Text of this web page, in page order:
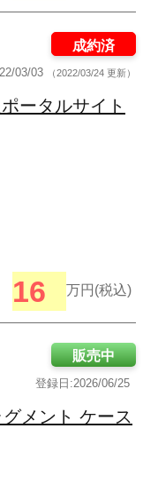
03/03 （2022/03/24 更新）
成約済
ータルサイト
16 万円(税込)
登録日:2026/06/25
販売中
メント ケース